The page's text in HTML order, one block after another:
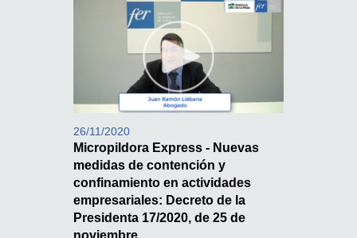
26/11/2020
Micropildora Express - Nuevas
medidas de contención y
confinamiento en actividades
empresariales: Decreto de la
Presidenta 17/2020, de 25 de
noviembre